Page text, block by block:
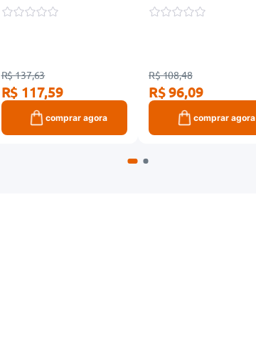
R$ 137,63
R$ 117,59
comprar agora
R$ 108,48
R$ 96,09
comprar agora